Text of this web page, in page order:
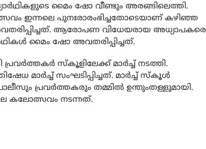
മൈം ഷോ വീണ്ടും അരങ്ങിലെത്തി.
ഇന്നലെ പുനഃരാരംഭിച്ചതോടെയാണ് കഴിഞ്ഞ
ആരോപണ വിധേയരായ അധ്യാപകരെ
മൈം ഷോ അവതരിപ്പിച്ചത്.
പ്രവര്‍ത്തകര്‍ സ്‌കൂളിലേക്ക് മാര്‍ച്ച് നടത്തി.
മാര്‍ച്ച് സംഘടിപ്പിച്ചത്. മാര്‍ച്ച് സ്‌കൂള്‍
പ്രവര്‍ത്തകരും തമ്മില്‍ ഉന്തുംതള്ളുമായി.
കലോത്സവം നടന്നത്.